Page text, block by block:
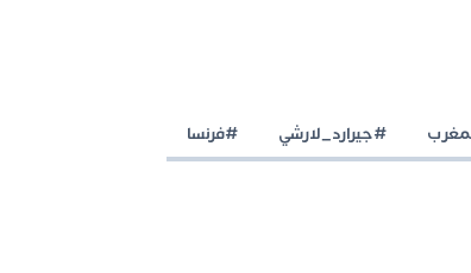
#جيرارد_لارشي #فرنسا